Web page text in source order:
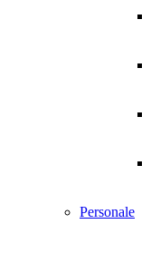
Personale